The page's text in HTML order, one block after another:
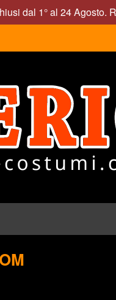
dal 1° al 24 Agosto.